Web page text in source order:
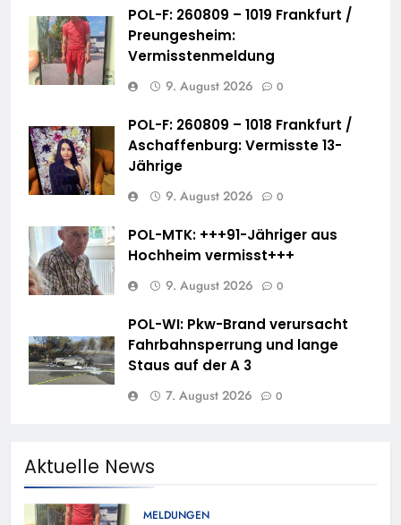
POL-F: 260809 – 1019 Frankfurt /
Preungesheim:
Vermisstenmeldung
9. August 2026 0
POL-F: 260809 – 1018 Frankfurt /
Aschaffenburg: Vermisste 13-
Jährige
9. August 2026 0
POL-MTK: +++91-Jähriger aus
Hochheim vermisst+++
9. August 2026 0
POL-WI: Pkw-Brand verursacht
Fahrbahnsperrung und lange
Staus auf der A 3
7. August 2026 0
Aktuelle News
MELDUNGEN